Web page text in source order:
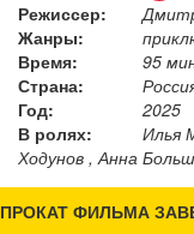
Режиссер:
Жанры:
Время:
95
Страна:
Год:
2025
В ролях:
Илья
Ходунов , Анна
ПРОКАТ ФИЛЬМА